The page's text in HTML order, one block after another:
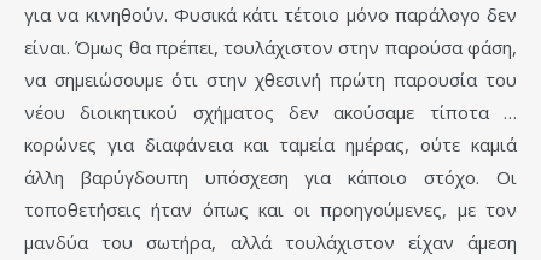
για να κινηθούν. Φυσικά κάτι τέτοιο μόνο παράλογο δεν
είναι. Όμως θα πρέπει, τουλάχιστον στην παρούσα φάση,
να σημειώσουμε ότι στην χθεσινή πρώτη παρουσία του
νέου διοικητικού σχήματος δεν ακούσαμε τίποτα …
κορώνες για διαφάνεια και ταμεία ημέρας, ούτε καμιά
άλλη βαρύγδουπη υπόσχεση για κάποιο στόχο. Οι
τοποθετήσεις ήταν όπως και οι προηγούμενες, με τον
μανδύα του σωτήρα, αλλά τουλάχιστον είχαν άμεση